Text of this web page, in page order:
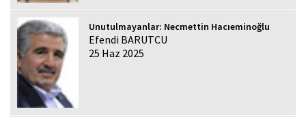
Unutulmayanlar: Necmettin Hacıeminoğlu
Efendi BARUTCU
25 Haz 2025